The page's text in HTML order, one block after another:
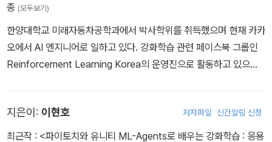
종 (모두보기)
한양대학교 미래자동차공학과에서 박사학위를 취득했으며 현재 카카
오에서 AI 엔지니어로 일하고 있다. 강화학습 관련 페이스북 그룹인
Reinforcement Learning Korea의 운영진으로 활동하고 있으며
지은이: 이현호 저자파일 신간알림 신청
최근작 : <파이토치와 유니티 ML-Agents로 배우는 강화학습 : 응용